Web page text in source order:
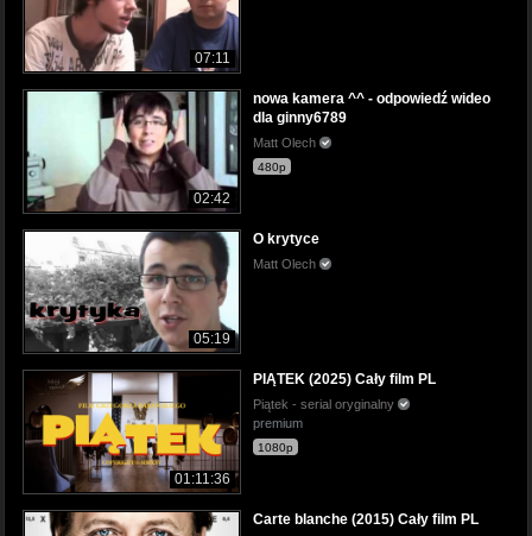
07:11
02:42
nowa kamera ^^ - odpowiedź wideo
dla ginny6789
Matt Olech
480p
05:19
O krytyce
Matt Olech
01:11:36
PIĄTEK (2025) Cały film PL
Piątek - serial oryginalny
premium
1080p
Carte blanche (2015) Cały film PL